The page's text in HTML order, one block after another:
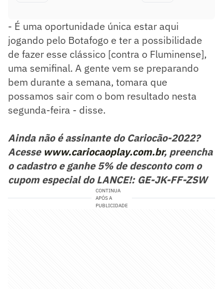
- É uma oportunidade única estar aqui
jogando pelo Botafogo e ter a possibilidade
de fazer esse clássico [contra o Fluminense],
uma semifinal. A gente vem se preparando
bem durante a semana, tomara que
possamos sair com o bom resultado nesta
segunda-feira - disse.
Ainda não é assinante do Cariocão-2022?
Acessewww.cariocaoplay.com.br, preencha
o cadastro e ganhe 5% de desconto com o
cupom especial do LANCE!: GE-JK-FF-ZSW
CONTINUA
APÓS A
PUBLICIDADE